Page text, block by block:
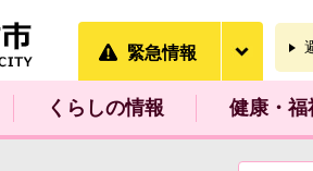
緊急情報
くらしの情報 健康・福